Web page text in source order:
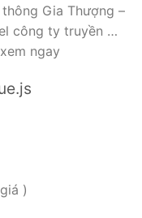
Gia Thượng –
công ty truyền …
ngay
)